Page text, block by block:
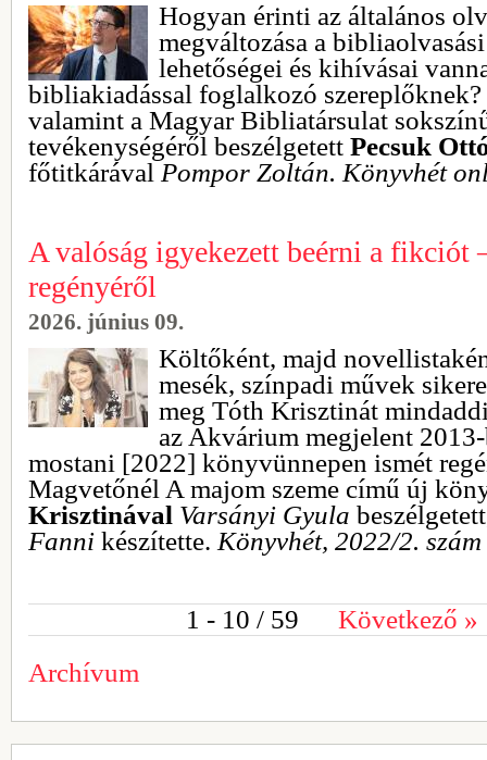
Hogyan érinti az általános
megváltozása a
lehetőségei és kihívásai
bibliakiadással foglalkozó
valamint a Magyar Bibliatársulat
tevékenységéről beszélgetett Pecsuk
főtitkárával Pompor Zoltán. Könyvhét
A valóság igyekezett beérni a fikciót
regényéről
2026. június 09.
Költőként, majd
mesék, színpadi művek
meg Tóth Krisztinát
az Akvárium megjelent
mostani [2022] könyvünnepen ismét
Magvetőnél A majom szeme című új
Krisztinával Varsányi Gyula
Fanni készítette. Könyvhét, 2022/2. szám
1 - 10 / 59 Következő »
Archívum